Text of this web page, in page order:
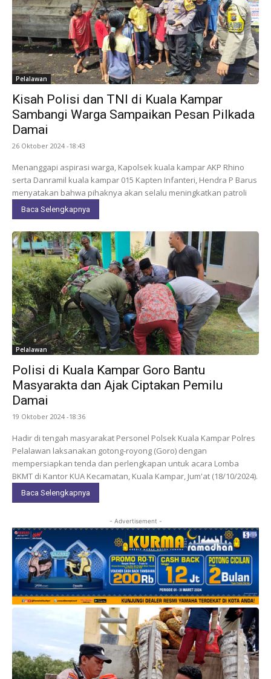
Pelalawan
Kisah Polisi dan TNI di Kuala Kampar
Sambangi Warga Sampaikan Pesan Pilkada
Damai
26 Oktober 2024 -18:43
Menanggapi aspirasi warga, Kapolsek kuala kampar AKP Rhino
serta Danramil kuala kampar 015 Kapten Infanteri, Hendra P Barus
menyatakan bahwa pihaknya akan selalu meningkatkan patroli
Baca Selengkapnya
Pelalawan
Polisi di Kuala Kampar Goro Bantu
Masyarakta dan Ajak Ciptakan Pemilu
Damai
19 Oktober 2024 -18:36
Hadir di tengah masyarakat Personel Polsek Kuala Kampar Polres
Pelalawan laksanakan gotong-royong (Goro) dengan
mempersiapkan tenda dan perlengkapan untuk acara Lomba
BKMT di Kantor KUA Kecamatan, Kuala Kampar, Jum'at (18/10/2024).
Baca Selengkapnya
- Advertisement -